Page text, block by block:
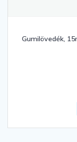
Gumilövedék,